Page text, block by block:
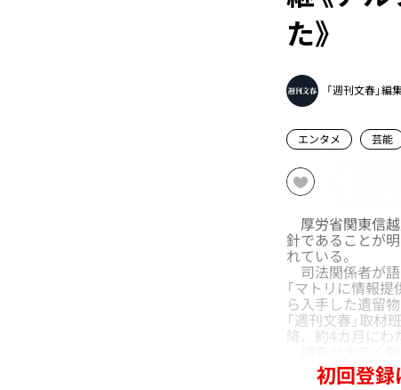
た》
「週刊文春」編
エンタメ 芸能
厚労省関東信越
針であることが
れている。
司法関係者が語
「マトリに情報
ら入手した遺留
「週刊文春」取
降、約4カ月にわ
初回登録